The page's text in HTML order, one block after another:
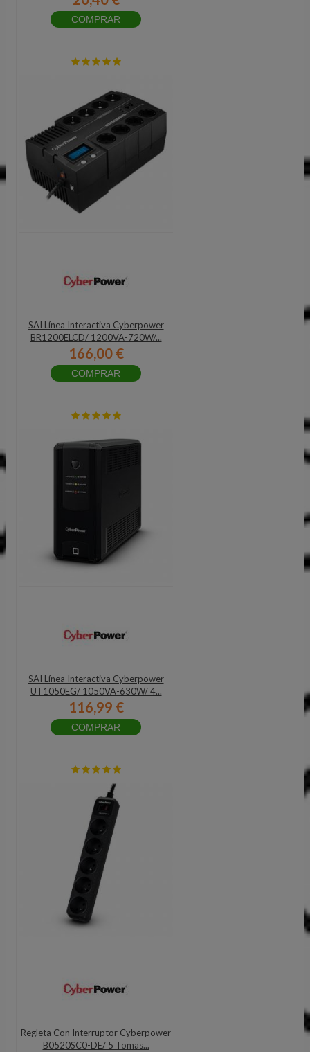
COMPRAR
SAI Línea Interactiva Cyberpower
BR1200ELCD/ 1200VA-720W/...
166,00 €
COMPRAR
SAI Línea Interactiva Cyberpower
UT1050EG/ 1050VA-630W/ 4...
116,99 €
COMPRAR
Regleta Con Interruptor Cyberpower
B0520SC0-DE/ 5 Tomas...